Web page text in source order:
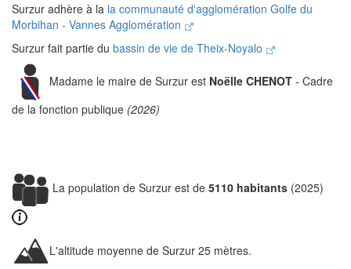
Surzur adhère à la la communauté d'agglomération Golfe du
Morbihan - Vannes Agglomération
Surzur fait partie du bassin de vie de Theix-Noyalo
Madame le maire de Surzur est Noëlle CHENOT - Cadre
de la fonction publique (2026)
La population de Surzur est de 5110 habitants (2025)
L'altitude moyenne de Surzur 25 mètres.